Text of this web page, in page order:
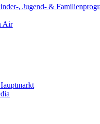
, Jugend- &
Air